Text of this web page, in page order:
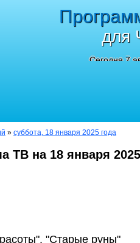
для
Сегодня 7
» суббота, 18 января 2025 года
ТВ на 18 января 2025
"Старые руны"